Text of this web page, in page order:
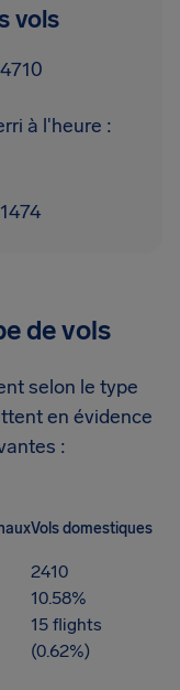
vols
à l'heure :
de vols
selon le type
en évidence
:
Vols domestiques
2410
10.58%
15 flights
(0.62%)